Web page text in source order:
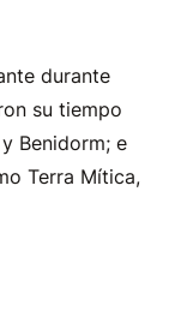
durante
su tiempo
Benidorm; e
Terra Mítica,